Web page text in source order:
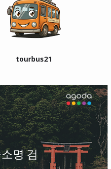
tourbus21